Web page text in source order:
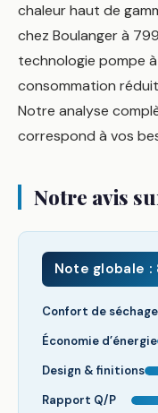
chaleur haut de
chez Boulanger à
technologie pompe
consommation
Notre analyse
correspond à vos
Notre avis
Note globale :
Confort de séchage
Économie d’énergie
Design & finitions
Rapport Q/P